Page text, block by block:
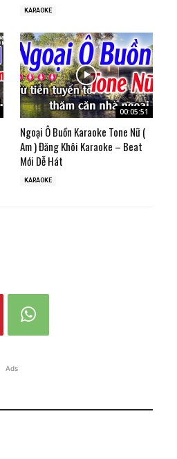
KARAOKE
00:05:51
Ngoại Ô Buồn Karaoke Tone Nữ (
Am ) Đăng Khôi Karaoke – Beat
Mới Dễ Hát
KARAOKE
Ads